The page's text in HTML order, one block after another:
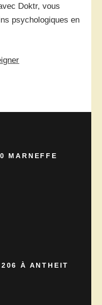
Doktr, vous
psychologiques en
MARNEFFE
À ANTHEIT